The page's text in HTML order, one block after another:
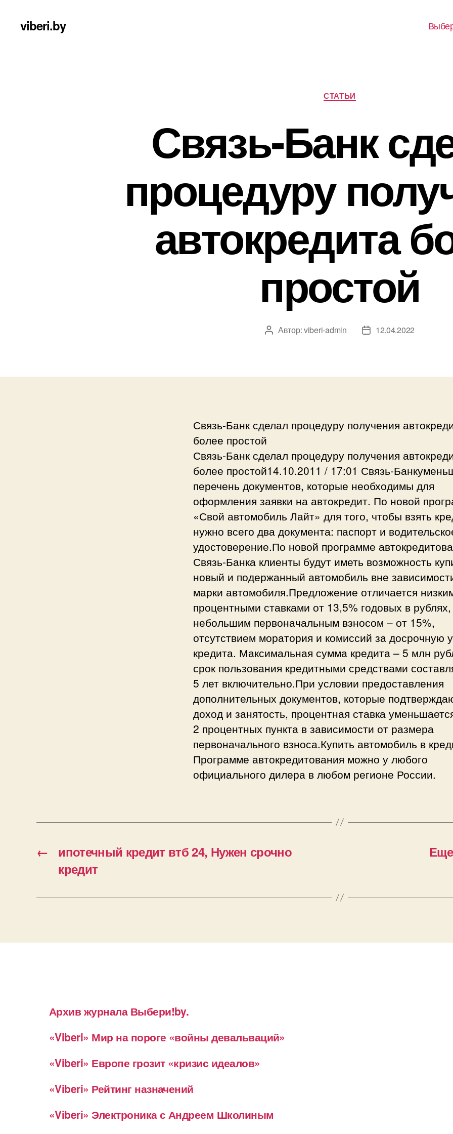
viberi.by
Рубрики
СТАТЬИ
Связь-Банк
процедуру
автокредита
простой
Автор
Автор:viberi-admin
Дата12.04.2022
Связь-Банк сделал процедуру получения
более простой
Связь-Банк сделал процедуру получения
более простой14.10.2011 / 17:01 Связь-
перечень документов, которые необходимы для
оформления заявки на автокредит. По новой
«Свой автомобиль Лайт» для того, чтобы взять
нужно всего два документа: паспорт и
удостоверение.По новой программе
Связь-Банка клиенты будут иметь возможность
новый и подержанный автомобиль вне
марки автомобиля.Предложение отличается
процентными ставками от 13,5% годовых в рублях,
небольшим первоначальным взносом – от 15%,
отсутствием моратория и комиссий за досрочную
кредита. Максимальная сумма кредита – 5 млн
срок пользования кредитными средствами
5 лет включительно.При условии предоставления
дополнительных документов, которые
доход и занятость, процентная ставка
2 процентных пункта в зависимости от размера
первоначального взноса.Купить автомобиль в
Программе автокредитования можно у любого
официального дилера в любом регионе России.
←
ипотечный кредит втб 24, Нужен срочно
кредит
Архив журнала Выбери!by.
«Viberi» Мир на пороге «войны девальваций»
«Viberi» Европе грозит «кризис идеалов»
«Viberi» Рейтинг назначений
«Viberi» Электроника с Андреем Школиным